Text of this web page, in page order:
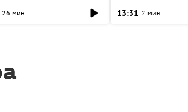
26 мин 13:31 2 мин